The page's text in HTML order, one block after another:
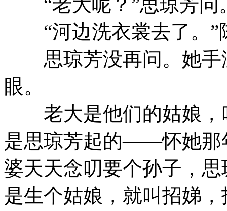
“河边洗衣裳去了。”
思琼芳没再问。她手
眼。
老大是他们的姑娘，
是思琼芳起的——怀她那
婆天天念叨要个孙子，
是生个姑娘，就叫招娣